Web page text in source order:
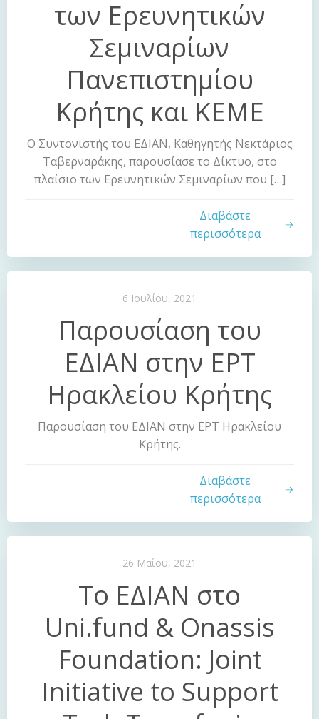
των Ερευνητικών
Σεμιναρίων
Πανεπιστημίου
Κρήτης και ΚΕΜΕ
Ο Συντονιστής του ΕΔΙΑΝ, Καθηγητής Νεκτάριος
Ταβερναράκης, παρουσίασε το Δίκτυο, στο
πλαίσιο των Ερευνητικών Σεμιναρίων που […]
Διαβάστε
περισσότερα
6 Ιουλίου, 2021
Παρουσίαση του
ΕΔΙΑΝ στην ΕΡΤ
Ηρακλείου Κρήτης
Παρουσίαση του ΕΔΙΑΝ στην ΕΡΤ Ηρακλείου
Κρήτης.
Διαβάστε
περισσότερα
26 Μαΐου, 2021
Το ΕΔΙΑΝ στο
Uni.fund & Onassis
Foundation: Joint
Initiative to Support